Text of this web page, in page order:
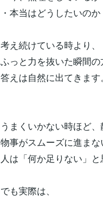
・本当はどうしたいのか
考え続けている時より、
ふっと力を抜いた瞬間の
答えは自然に出てきます。
うまくいかない時ほど
物事がスムーズに進まな
人は「何か足りない」と
でも実際は、